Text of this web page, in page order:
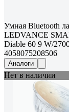
Умная Bluetooth
LEDVANCE
Diable 60 9 W/
4058075208506
Аналоги
Нет в наличии